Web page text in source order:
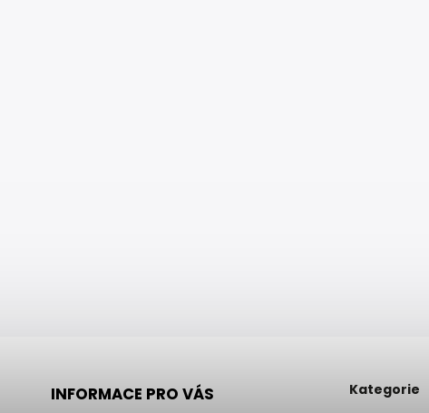
INFORMACE PRO VÁS
Kategorie